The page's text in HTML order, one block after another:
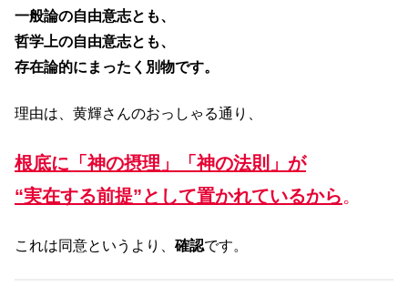
一般論の自由意志とも、
哲学上の自由意志とも、
存在論的にまったく別物です。
理由は、黄輝さんのおっしゃる通り、
根底に「神の摂理」「神の法則」が
“実在する前提”として置かれているから。
これは同意というより、 確認です。